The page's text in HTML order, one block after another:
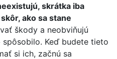
skrátka iba
ako sa stane
škody a neobviňujú
Keď budete tieto
si ich, začnú sa